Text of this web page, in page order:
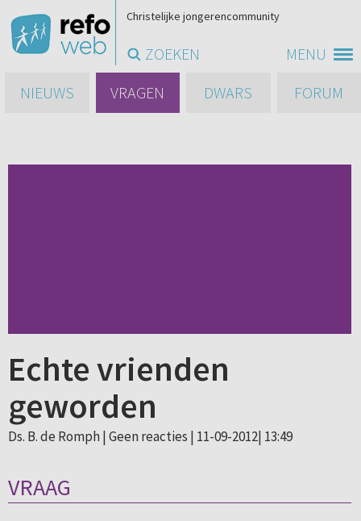
MENU
Christelijke jongerencommunity
ZOEKEN
NIEUWS
VRAGEN DWARS FORUM
Echte vrienden
geworden
Ds. B. de Romph | Geen reacties | 11-09-2012| 13:49
VRAAG